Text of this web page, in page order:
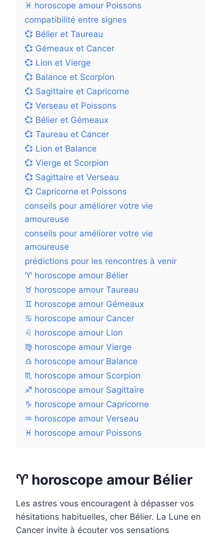
♓ horoscope amour Poissons
compatibilité entre signes
💞 Bélier et Taureau
💞 Gémeaux et Cancer
💞 Lion et Vierge
💞 Balance et Scorpion
💞 Sagittaire et Capricorne
💞 Verseau et Poissons
💞 Bélier et Gémeaux
💞 Taureau et Cancer
💞 Lion et Balance
💞 Vierge et Scorpion
💞 Sagittaire et Verseau
💞 Capricorne et Poissons
conseils pour améliorer votre vie
amoureuse
conseils pour améliorer votre vie
amoureuse
prédictions pour les rencontres à venir
♈ horoscope amour Bélier
♉ horoscope amour Taureau
♊ horoscope amour Gémeaux
♋ horoscope amour Cancer
♌ horoscope amour Lion
♍ horoscope amour Vierge
♎ horoscope amour Balance
♏ horoscope amour Scorpion
♐ horoscope amour Sagittaire
♑ horoscope amour Capricorne
♒ horoscope amour Verseau
♓ horoscope amour Poissons
♈ horoscope amour Bélier
Les astres vous encouragent à dépasser vos
hésitations habituelles, cher Bélier. La Lune en
Cancer invite à écouter vos sensations